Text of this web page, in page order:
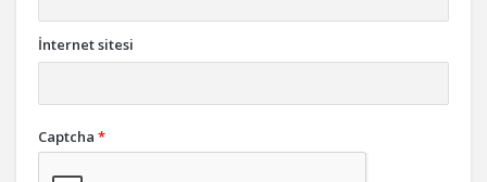
İnternet sitesi
Captcha *